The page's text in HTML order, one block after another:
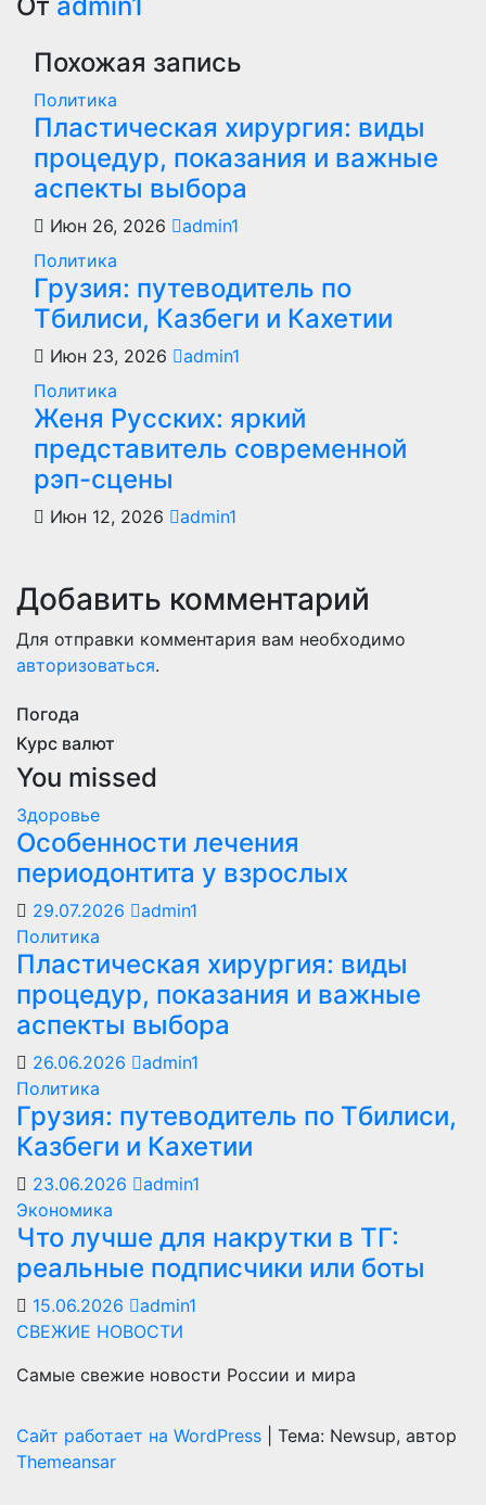
по
записям
Похожая запись
Политика
Пластическая хирургия: виды
процедур, показания и важные
аспекты выбора
Июн 26, 2026
admin1
Политика
Грузия: путеводитель по
Тбилиси, Казбеги и Кахетии
Июн 23, 2026
admin1
Политика
Женя Русских: яркий
представитель современной
рэп-сцены
Июн 12, 2026 admin1
Добавить комментарий
Для отправки комментария вам необходимо
авторизоваться.
Погода
Курс валют
You missed
Здоровье
Особенности лечения
периодонтита у взрослых
29.07.2026
admin1
Политика
Пластическая хирургия: виды
процедур, показания и важные
аспекты выбора
26.06.2026
admin1
Политика
Грузия: путеводитель по Тбилиси,
Казбеги и Кахетии
23.06.2026
admin1
Экономика
Что лучше для накрутки в ТГ:
реальные подписчики или боты
15.06.2026
admin1
СВЕЖИЕ НОВОСТИ
Самые свежие новости России и мира
Сайт работает на WordPress
Тема: Newsup, автор
Themeansar